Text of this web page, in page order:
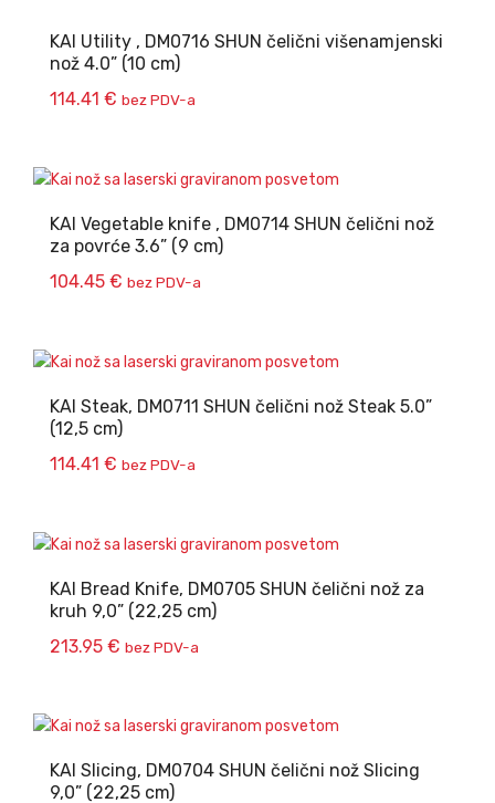
KAI Utility , DM0716 SHUN čelični višenamjenski
nož 4.0” (10 cm)
114.41 € bez PDV-a
KAI Vegetable knife , DM0714 SHUN čelični nož
za povrće 3.6” (9 cm)
104.45 € bez PDV-a
KAI Steak, DM0711 SHUN čelični nož Steak 5.0”
(12,5 cm)
114.41 € bez PDV-a
KAI Bread Knife, DM0705 SHUN čelični nož za
kruh 9,0” (22,25 cm)
213.95 € bez PDV-a
KAI Slicing, DM0704 SHUN čelični nož Slicing
9,0” (22,25 cm)